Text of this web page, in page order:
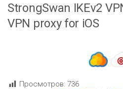
StrongSwan IKEv2
VPN proxy for iOS
Просмотров: 736